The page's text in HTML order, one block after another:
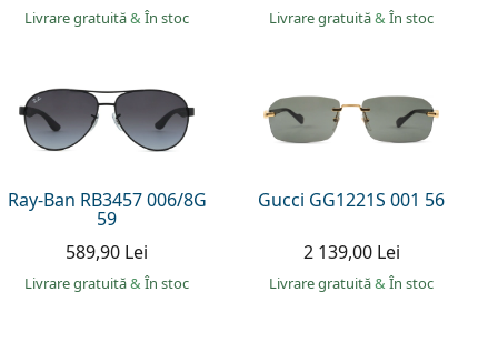
Livrare gratuită& În stoc Livrare gratuită& În stoc
Ray-Ban RB3457 006/8G
59
589,90 Lei
Livrare gratuită& În stoc
Gucci GG1221S 001 56
2 139,00 Lei
Livrare gratuită& În stoc